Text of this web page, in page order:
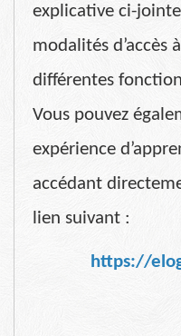
explicative ci-
modalités d’accès
différentes
Vous pouvez
expérience
accédant
lien suivant :
https://